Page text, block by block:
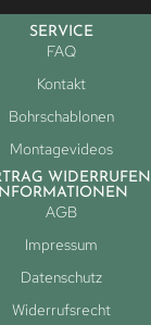
SERVICE
FAQ
Kontakt
Bohrschablonen
Montagevideos
WIDERRUFEN
AGB
Impressum
Datenschutz
Widerrufsrecht